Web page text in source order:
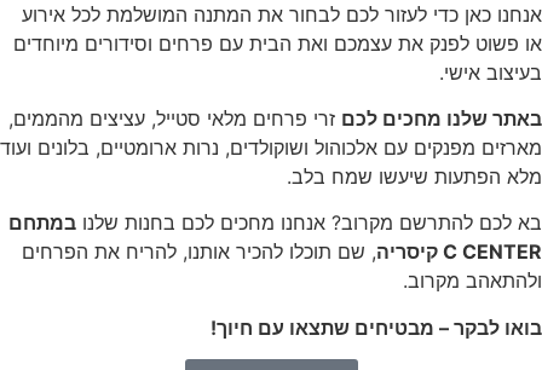
אנחנו כאן כדי לעזור לכם לבחור את המתנה המושלמת לכל אירוע
או פשוט לפנק את עצמכם ואת הבית עם פרחים וסידורים מיוחדים
בעיצוב אישי.
באתר שלנו מחכים לכם זרי פרחים מלאי סטייל, עציצים מהממים,
מארזים מפנקים עם אלכוהול ושוקולדים, נרות ארומטיים, בלונים ועוד
מלא הפתעות שיעשו שמח בלב.
בא לכם להתרשם מקרוב? אנחנו מחכים לכם בחנות שלנו במתחם
C CENTER קיסריה
, שם תוכלו להכיר אותנו, להריח את הפרחים
ולהתאהב מקרוב.
בואו לבקר – מבטיחים שתצאו עם חיוך!